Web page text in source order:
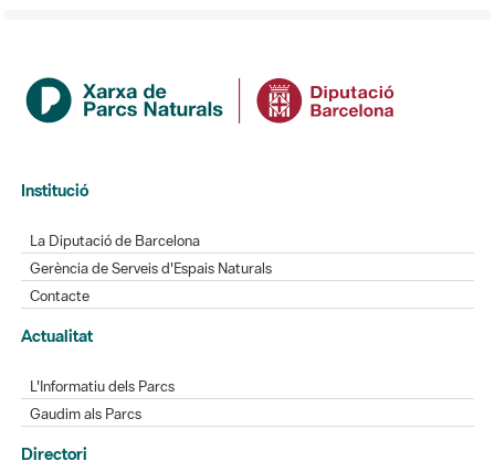
Institució
La Diputació de Barcelona
Gerència de Serveis d'Espais Naturals
Contacte
Actualitat
L'Informatiu dels Parcs
Gaudim als Parcs
Directori